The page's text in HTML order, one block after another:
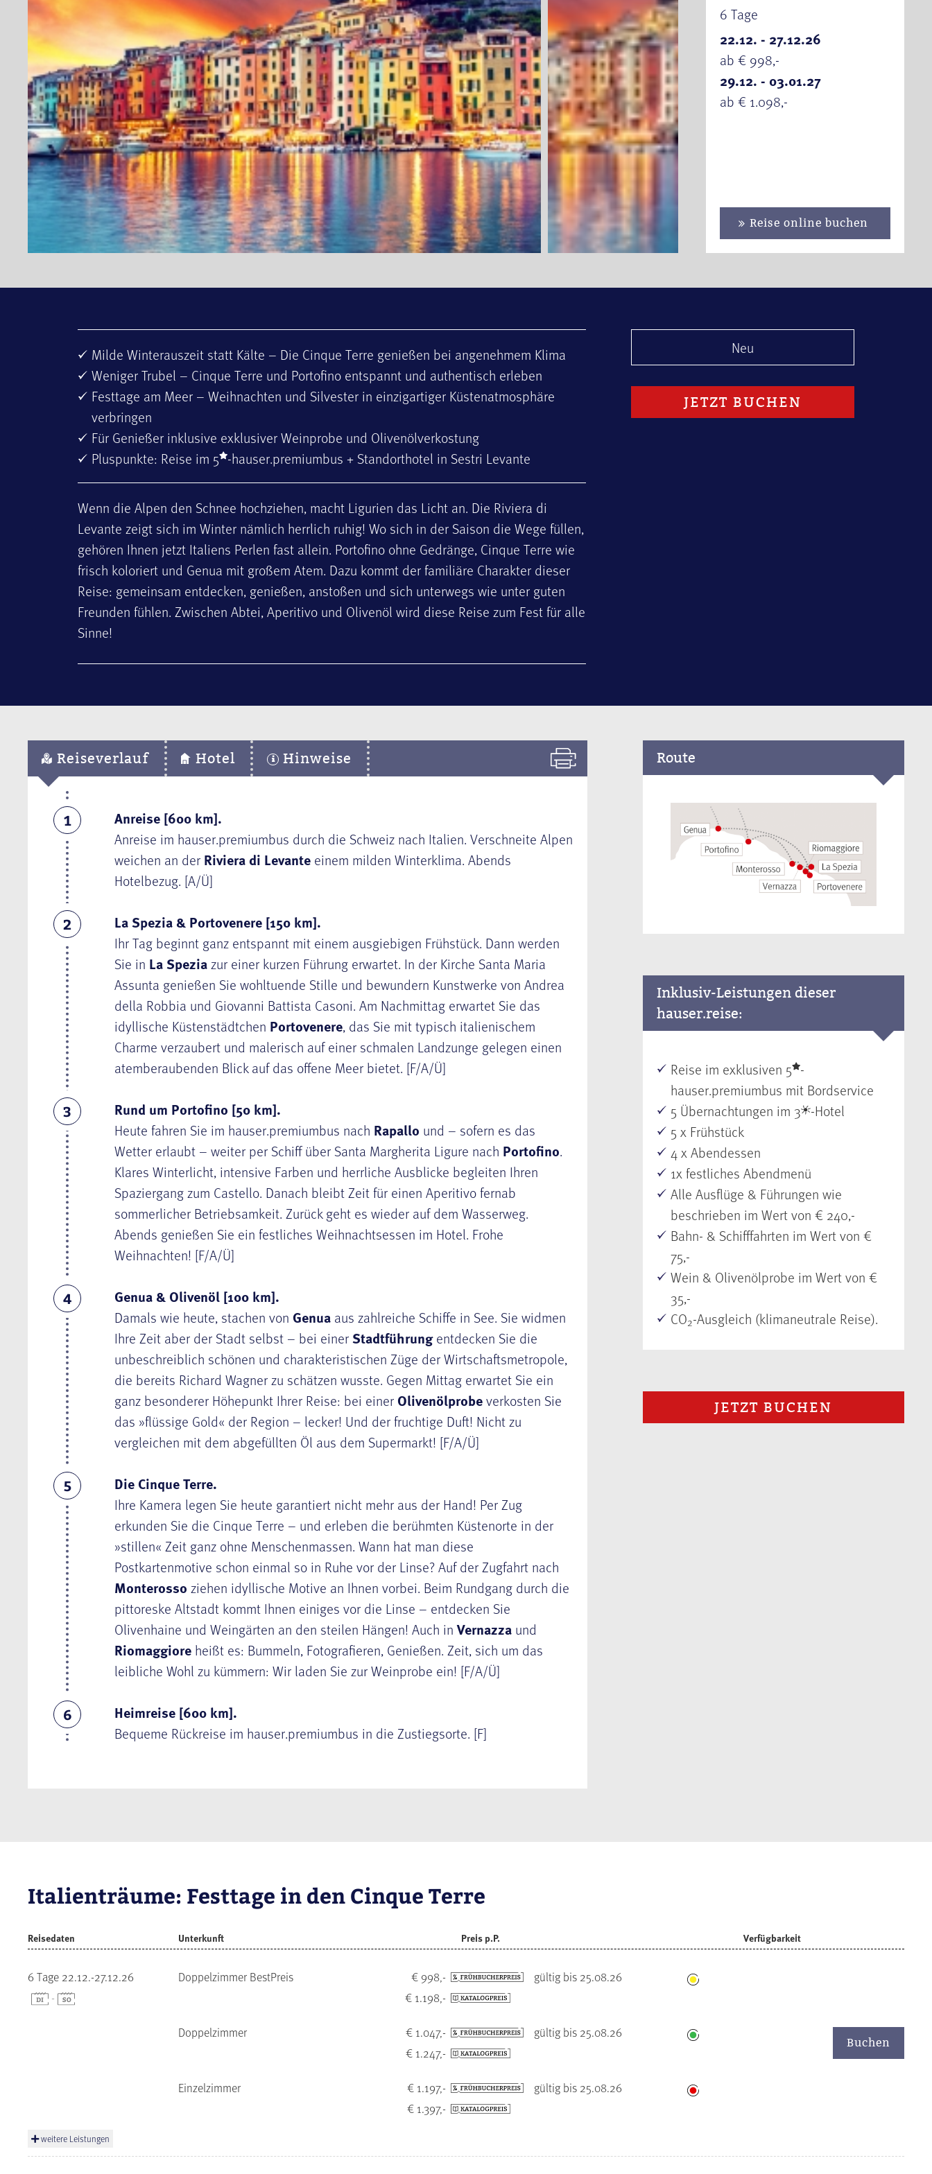
1. Tag: Anreise
6 Tage
22.12. - 27.12.26
ab € 998,-
29.12. - 03.01.27
ab € 1.098,-
Reise online buchen
Milde Winterauszeit statt Kälte – Die Cinque Terre genießen bei angenehmem Klima
Weniger Trubel – Cinque Terre und Portofino entspannt und authentisch erleben
Festtage am Meer – Weihnachten und Silvester in einzigartiger Küstenatmosphäre
verbringen
Für Genießer inklusive exklusiver Weinprobe und Olivenölverkostung
Pluspunkte: Reise im 5 -hauser.premiumbus + Standorthotel in Sestri Levante
Wenn die Alpen den Schnee hochziehen, macht Ligurien das Licht an. Die Riviera di
Levante zeigt sich im Winter nämlich herrlich ruhig! Wo sich in der Saison die Wege füllen,
gehören Ihnen jetzt Italiens Perlen fast allein. Portofino ohne Gedränge, Cinque Terre wie
frisch koloriert und Genua mit großem Atem. Dazu kommt der familiäre Charakter dieser
Reise: gemeinsam entdecken, genießen, anstoßen und sich unterwegs wie unter guten
Freunden fühlen. Zwischen Abtei, Aperitivo und Olivenöl wird diese Reise zum Fest für alle
Sinne!
Neu
JETZT BUCHEN
Reiseverlauf Hotel Hinweise
1
Anreise [600 km].
Anreise im hauser.premiumbus durch die Schweiz nach Italien. Verschneite Alpen
weichen an der Riviera di Levante einem milden Winterklima. Abends
Hotelbezug. [A/Ü]
2
La Spezia & Portovenere [150 km].
Ihr Tag beginnt ganz entspannt mit einem ausgiebigen Frühstück. Dann werden
Sie in La Speziazur einer kurzen Führung erwartet. In der Kirche Santa Maria
Assunta genießen Sie wohltuende Stille und bewundern Kunstwerke von Andrea
della Robbia und Giovanni Battista Casoni. Am Nachmittag erwartet Sie das
idyllische Küstenstädtchen Portovenere, das Sie mit typisch italienischem
Charme verzaubert und malerisch auf einer schmalen Landzunge gelegen einen
atemberaubenden Blick auf das offene Meer bietet. [F/A/Ü]
3
Rund um Portofino [50 km].
Heute fahren Sie im hauser.premiumbus nach Rapallo und – sofern es das
Wetter erlaubt – weiter per Schiff über Santa Margherita Ligure nach Portofino.
Klares Winterlicht, intensive Farben und herrliche Ausblicke begleiten Ihren
Spaziergang zum Castello. Danach bleibt Zeit für einen Aperitivo fernab
sommerlicher Betriebsamkeit. Zurück geht es wieder auf dem Wasserweg.
Abends genießen Sie ein festliches Weihnachtsessen im Hotel. Frohe
Weihnachten! [F/A/Ü]
4
Genua & Olivenöl [100 km].
Damals wie heute, stachen von Genua aus zahlreiche Schiffe in See. Sie widmen
Ihre Zeit aber der Stadt selbst – bei einerStadtführungentdecken Sie die
unbeschreiblich schönen und charakteristischen Züge der Wirtschaftsmetropole,
die bereits Richard Wagner zu schätzen wusste. Gegen Mittag erwartet Sie ein
ganz besonderer Höhepunkt Ihrer Reise: bei einer Olivenölprobeverkosten Sie
das »flüssige Gold« der Region – lecker! Und der fruchtige Duft! Nicht zu
vergleichen mit dem abgefüllten Öl aus dem Supermarkt! [F/A/Ü]
5
Die Cinque Terre.
Ihre Kamera legen Sie heute garantiert nicht mehr aus der Hand! Per Zug
erkunden Sie die Cinque Terre – und erleben die berühmten Küstenorte in der
»stillen« Zeit ganz ohne Menschenmassen. Wann hat man diese
Postkartenmotive schon einmal so in Ruhe vor der Linse? Auf der Zugfahrt nach
Monterosso ziehen idyllische Motive an Ihnen vorbei. Beim Rundgang durch die
pittoreske Altstadt kommt Ihnen einiges vor die Linse – entdecken Sie
Olivenhaine und Weingärten an den steilen Hängen! Auch inVernazza und
Riomaggiore heißt es: Bummeln, Fotografieren, Genießen. Zeit, sich um das
leibliche Wohl zu kümmern: Wir laden Sie zur Weinprobe ein! [F/A/Ü]
6
Heimreise [600 km].
Bequeme Rückreise im hauser.premiumbus in die Zustiegsorte. [F]
Route
Inklusiv-Leistungen dieser
hauser.reise:
Reise im exklusiven 5 -
hauser.premiumbus mit Bordservice
5 Übernachtungen im 3 -Hotel
5 x Frühstück
4 x Abendessen
1x festliches Abendmenü
Alle Ausflüge & Führungen wie
beschrieben im Wert von € 240,-
Bahn- & Schifffahrten im Wert von €
75,-
Wein & Olivenölprobe im Wert von €
35,-
CO2-Ausgleich (klimaneutrale Reise).
JETZT BUCHEN
Italienträume: Festtage in den Cinque Terre
Reisedaten Unterkunft Preis p.P. Verfügbarkeit
6 Tage 22.12.-27.12.26
-
Doppelzimmer BestPreis € 998,-
gültig bis 25.08.26
€ 1.198,-
Doppelzimmer
€ 1.047,-
gültig bis 25.08.26
€ 1.247,-
Einzelzimmer
€ 1.197,-
gültig bis 25.08.26
€ 1.397,-
Buchen
weitere Leistungen